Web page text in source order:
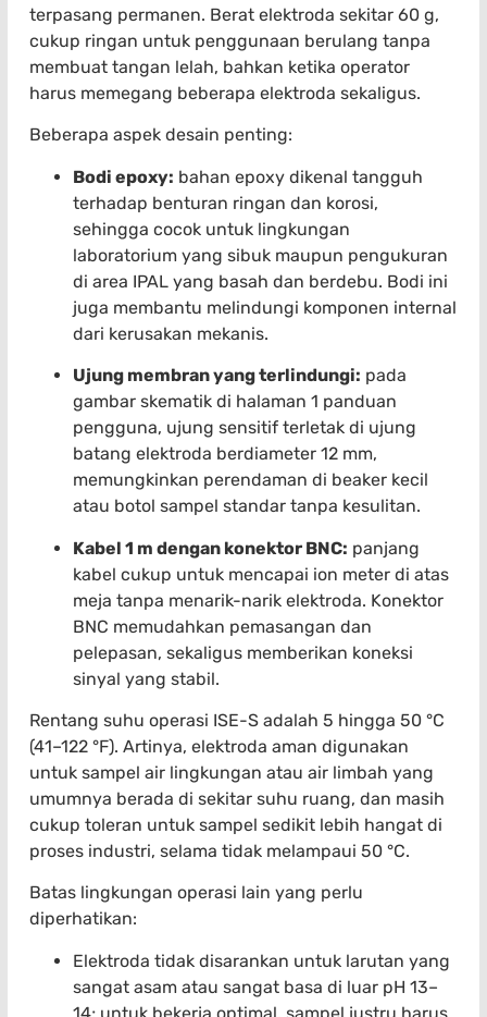
terpasang permanen. Berat elektroda sekitar 60 g,
cukup ringan untuk penggunaan berulang tanpa
membuat tangan lelah, bahkan ketika operator
harus memegang beberapa elektroda sekaligus.
Beberapa aspek desain penting:
Bodi epoxy: bahan epoxy dikenal tangguh
terhadap benturan ringan dan korosi,
sehingga cocok untuk lingkungan
laboratorium yang sibuk maupun pengukuran
di area IPAL yang basah dan berdebu. Bodi ini
juga membantu melindungi komponen internal
dari kerusakan mekanis.
Ujung membran yang terlindungi: pada
gambar skematik di halaman 1 panduan
pengguna, ujung sensitif terletak di ujung
batang elektroda berdiameter 12 mm,
memungkinkan perendaman di beaker kecil
atau botol sampel standar tanpa kesulitan.
Kabel 1 m dengan konektor BNC: panjang
kabel cukup untuk mencapai ion meter di atas
meja tanpa menarik-narik elektroda. Konektor
BNC memudahkan pemasangan dan
pelepasan, sekaligus memberikan koneksi
sinyal yang stabil.
Rentang suhu operasi ISE-S adalah 5 hingga 50 °C
(41–122 °F). Artinya, elektroda aman digunakan
untuk sampel air lingkungan atau air limbah yang
umumnya berada di sekitar suhu ruang, dan masih
cukup toleran untuk sampel sedikit lebih hangat di
proses industri, selama tidak melampaui 50 °C.
Batas lingkungan operasi lain yang perlu
diperhatikan:
Elektroda tidak disarankan untuk larutan yang
sangat asam atau sangat basa di luar pH 13–